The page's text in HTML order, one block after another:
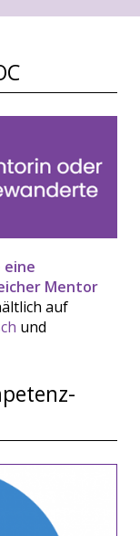
eine
Mentor
auf
und